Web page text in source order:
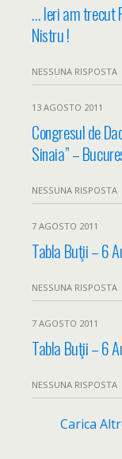
… Ieri am trecut
Nistru !
NESSUNA RISPOSTA
13 AGOSTO 2011
Congresul de
Sinaia” –
NESSUNA RISPOSTA
7 AGOSTO 2011
Tabla Buţii – 6
NESSUNA RISPOSTA
7 AGOSTO 2011
Tabla Buţii – 6
NESSUNA RISPOSTA
Carica